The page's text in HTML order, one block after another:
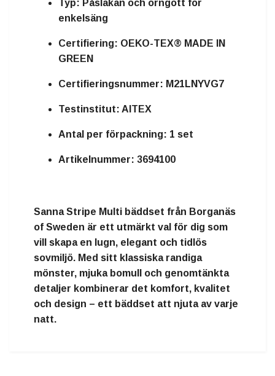
Typ: Påslakan och örngott för
enkelsäng
Certifiering: OEKO-TEX® MADE IN
GREEN
Certifieringsnummer: M21LNYVG7
Testinstitut: AITEX
Antal per förpackning: 1 set
Artikelnummer: 3694100
Sanna Stripe Multi bäddset från Borganäs
of Sweden är ett utmärkt val för dig som
vill skapa en lugn, elegant och tidlös
sovmiljö. Med sitt klassiska randiga
mönster, mjuka bomull och genomtänkta
detaljer kombinerar det komfort, kvalitet
och design – ett bäddset att njuta av varje
natt.